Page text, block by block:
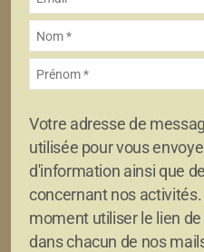
Votre adresse de
utilisée pour vous
d'information ainsi que
concernant nos
moment utiliser le lien
dans chacun de nos